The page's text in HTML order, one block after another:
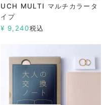
UCH MULTI マルチカラータ
イプ
¥ 9,240税込